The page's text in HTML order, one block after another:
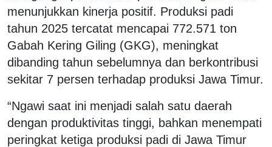
menunjukkan kinerja positif. Produksi padi
tahun 2025 tercatat mencapai 772.571 ton
Gabah Kering Giling (GKG), meningkat
dibanding tahun sebelumnya dan berkontribusi
sekitar 7 persen terhadap produksi Jawa Timur.
“Ngawi saat ini menjadi salah satu daerah
dengan produktivitas tinggi, bahkan menempati
peringkat ketiga produksi padi di Jawa Timur